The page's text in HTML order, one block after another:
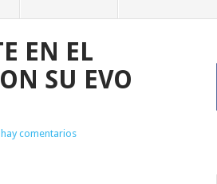
EN EL
SU EVO
comentarios